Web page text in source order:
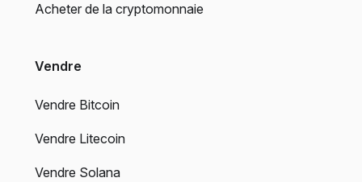
Acheter de la cryptomonnaie
Vendre
Vendre Bitcoin
Vendre Litecoin
Vendre Solana